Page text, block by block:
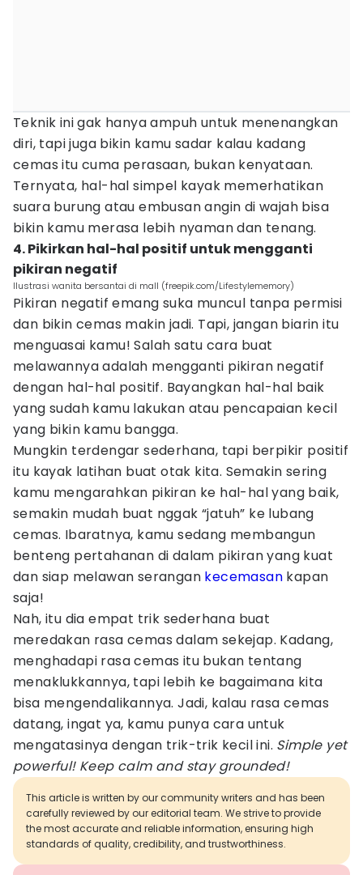
Teknik ini gak hanya ampuh untuk menenangkan
diri, tapi juga bikin kamu sadar kalau kadang
cemas itu cuma perasaan, bukan kenyataan.
Ternyata, hal-hal simpel kayak memerhatikan
suara burung atau embusan angin di wajah bisa
bikin kamu merasa lebih nyaman dan tenang.
4. Pikirkan hal-hal positif untuk mengganti
pikiran negatif
Ilustrasi wanita bersantai di mall (freepik.com/Lifestylememory)
Pikiran negatif emang suka muncul tanpa permisi
dan bikin cemas makin jadi. Tapi, jangan biarin itu
menguasai kamu! Salah satu cara buat
melawannya adalah mengganti pikiran negatif
dengan hal-hal positif. Bayangkan hal-hal baik
yang sudah kamu lakukan atau pencapaian kecil
yang bikin kamu bangga.
Mungkin terdengar sederhana, tapi berpikir positif
itu kayak latihan buat otak kita. Semakin sering
kamu mengarahkan pikiran ke hal-hal yang baik,
semakin mudah buat nggak “jatuh” ke lubang
cemas. Ibaratnya, kamu sedang membangun
benteng pertahanan di dalam pikiran yang kuat
dan siap melawan serangan kecemasan kapan
saja!
Nah, itu dia empat trik sederhana buat
meredakan rasa cemas dalam sekejap. Kadang,
menghadapi rasa cemas itu bukan tentang
menaklukkannya, tapi lebih ke bagaimana kita
bisa mengendalikannya. Jadi, kalau rasa cemas
datang, ingat ya, kamu punya cara untuk
mengatasinya dengan trik-trik kecil ini. Simple yet
powerful! Keep calm and stay grounded!
This article is written by our community writers and has been
carefully reviewed by our editorial team. We strive to provide
the most accurate and reliable information, ensuring high
standards of quality, credibility, and trustworthiness.